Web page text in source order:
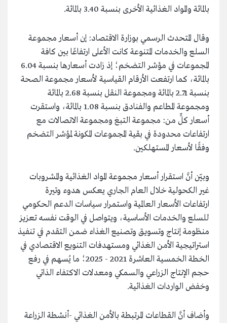
بالمائة والمواد الغذائية الأخرى بنسبة 3.40 بالمائة.
وقال المتحدث الرسمي بوزارة الاقتصاد: إن أسعار مجموعة
السلع والخدمات المتنوعة كانت الأعلى ارتفاعًا بين كافة
المجموعات في مؤشر التضخم؛ إذ زادت أسعارها بنسبة 6.04
بالمائة، كما ارتفعت الأرقام القياسية لأسعار مجموعة الصحة
بنسبة 2.71 بالمائة ومجموعة النقل بنسبة 2.68 بالمائة
ومجموعة المطاعم والفنادق بنسبة 1.08 بالمائة، واستقرت
أسعار كلٍّ من: مجموعة التبغ ومجموعة الاتصالات مع
ارتفاعات محدودة في بقية المجموعات المكونة لمؤشر التضخم
وفقًا لأسعار المستهلكين.
وبيّن أنَّ استقرار أسعار مجموعة المواد الغذائية والمشروبات
غير الكحولية خلال العام الجاري يعكس هدوء وتيرة
ارتفاعات الأسعار العالمية واستمرار سياسات الدعم الحكومي
للسلع والخدمات الأساسية، ويتواصل في الوقت نفسه تعزيز
منظومة إنتاج وتسويق وتصنيع الغذاء ضمن التقدم في تنفيذ
استراتيجية الأمن الغذائي ومستهدفات التنويع الاقتصادي في
الخطة الخمسية العاشرة 2021 - 2025؛ ما يُسهم في رفع
حجم الإنتاج الزراعي والسمكي ومعدلات الاكتفاء الذاتي
وخفض الواردات الغذائية.
وأضاف أنَّ القطاعات المرتبطة بالأمن الغذائي -أنشطة الزراعة